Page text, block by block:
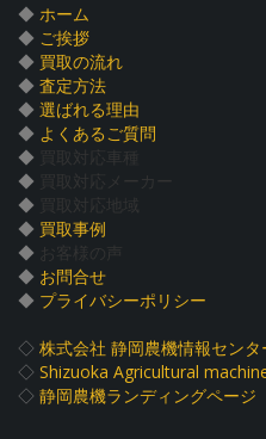
◆ ホーム
◆ ご挨拶
◆ 買取の流れ
◆ 査定方法
◆ 選ばれる理由
◆ よくあるご質問
◆
買取対応車種
◆
買取対応メーカー
◆
買取対応地域
◆ 買取事例
◆ お客様の声
◆ お問合せ
◆ プライバシーポリシー
◇ 株式会社 静岡農機情報センタ
◇ Shizuoka Agricultural
◇ 静岡農機ランディングページ